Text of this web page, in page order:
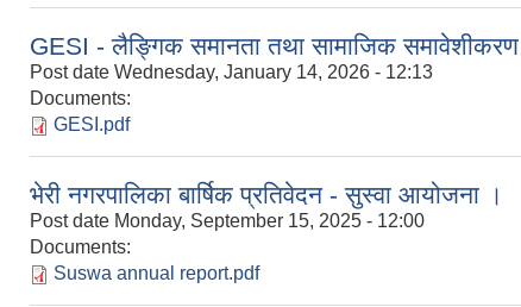
GESI - लैङ्गिक समानता तथा सामाजिक समावेशीकरण
Post date Wednesday, January 14, 2026 - 12:13
Documents:
GESI.pdf
भेरी नगरपालिका बार्षिक प्रतिवेदन - सुस्वा आयोजना ।
Post date Monday, September 15, 2025 - 12:00
Documents:
Suswa annual report.pdf